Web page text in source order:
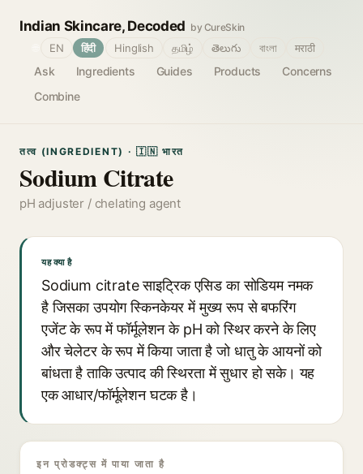
Indian Skincare, Decoded by CureSkin
Ask Ingredients Guides Products
Concerns
Combine
EN हिंदी Hinglish தமிழ் తెలుగు বাংলা मराठी
तत्व (INGREDIENT) · 🇮🇳 भारत
Sodium Citrate
pH adjuster / chelating agent
यह क्या है
Sodium citrate साइट्रिक एसिड का सोडियम नमक
है जिसका उपयोग स्किनकेयर में मुख्य रूप से बफरिंग
एजेंट के रूप में फॉर्मूलेशन के pH को स्थिर करने के लिए
और चेलेटर के रूप में किया जाता है जो धातु के आयनों को
बांधता है ताकि उत्पाद की स्थिरता में सुधार हो सके। यह
एक आधार/फॉर्मूलेशन घटक है।
इन प्रोडक्ट्स में पाया जाता है